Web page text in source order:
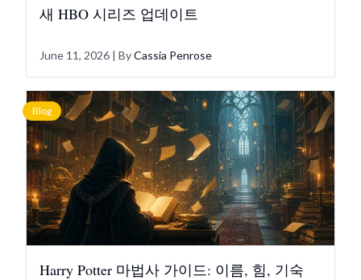
새 HBO 시리즈 업데이트
June 11, 2026 | ByCassia Penrose
Blog
Harry Potter 마법사 가이드: 이름, 힘, 기숙